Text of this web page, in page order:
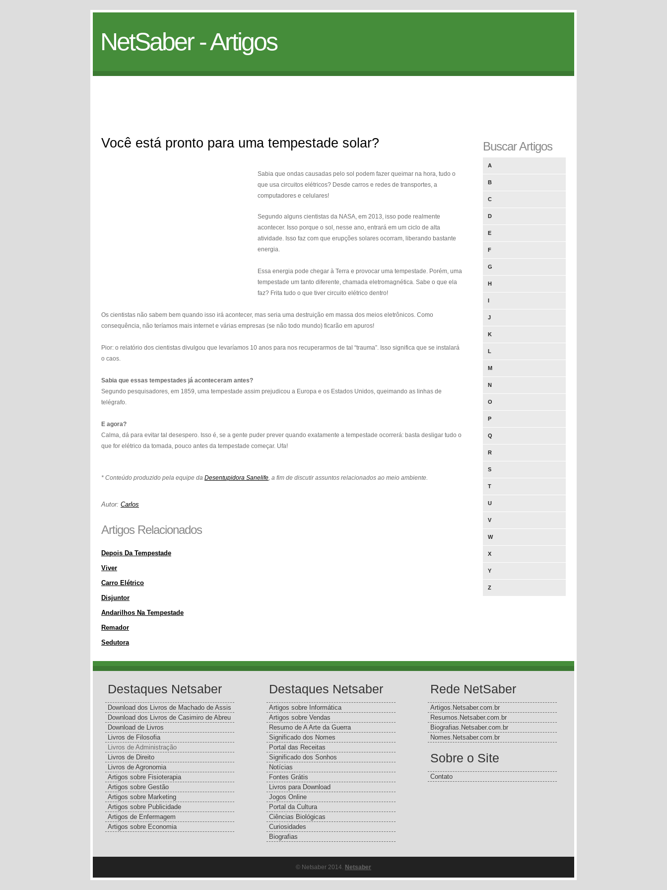
NetSaber - Artigos
Você está pronto para uma tempestade solar?
Sabia que ondas causadas pelo sol podem fazer queimar na hora, tudo o
que usa circuitos elétricos? Desde carros e redes de transportes, a
computadores e celulares!
Segundo alguns cientistas da NASA, em 2013, isso pode realmente
acontecer. Isso porque o sol, nesse ano, entrará em um ciclo de alta
atividade. Isso faz com que erupções solares ocorram, liberando bastante
energia.
Essa energia pode chegar à Terra e provocar uma tempestade. Porém, uma
tempestade um tanto diferente, chamada eletromagnética. Sabe o que ela
faz? Frita tudo o que tiver circuito elétrico dentro!
Os cientistas não sabem bem quando isso irá acontecer, mas seria uma destruição em massa dos meios eletrônicos. Como
consequência, não teríamos mais internet e várias empresas (se não todo mundo) ficarão em apuros!
Pior: o relatório dos cientistas divulgou que levaríamos 10 anos para nos recuperarmos de tal “trauma”. Isso significa que se instalará
o caos.
Sabia que essas tempestades já aconteceram antes?
Segundo pesquisadores, em 1859, uma tempestade assim prejudicou a Europa e os Estados Unidos, queimando as linhas de
telégrafo.
E agora?
Calma, dá para evitar tal desespero. Isso é, se a gente puder prever quando exatamente a tempestade ocorrerá: basta desligar tudo o
que for elétrico da tomada, pouco antes da tempestade começar. Ufa!
* Conteúdo produzido pela equipe da Desentupidora Sanelife, a fim de discutir assuntos relacionados ao meio ambiente.
Autor: Carlos
Artigos Relacionados
Depois Da Tempestade
Viver
Carro Elétrico
Disjuntor
Andarilhos Na Tempestade
Remador
Sedutora
Buscar Artigos
A
B
C
D
E
F
G
H
I
J
K
L
M
N
O
P
Q
R
S
T
U
V
W
X
Y
Z
Destaques Netsaber
Download dos Livros de Machado de Assis
Download dos Livros de Casimiro de Abreu
Download de Livros
Livros de Filosofia
Livros de Administração
Livros de Direito
Livros de Agronomia
Artigos sobre Fisioterapia
Artigos sobre Gestão
Artigos sobre Marketing
Artigos sobre Publicidade
Artigos de Enfermagem
Artigos sobre Economia
Destaques Netsaber
Artigos sobre Informática
Artigos sobre Vendas
Resumo de A Arte da Guerra
Significado dos Nomes
Portal das Receitas
Significado dos Sonhos
Notícias
Fontes Grátis
Livros para Download
Jogos Online
Portal da Cultura
Ciências Biológicas
Curiosidades
Biografias
Rede NetSaber
Artigos.Netsaber.com.br
Resumos.Netsaber.com.br
Biografias.Netsaber.com.br
Nomes.Netsaber.com.br
Sobre o Site
Contato
© Netsaber 2014. Netsaber